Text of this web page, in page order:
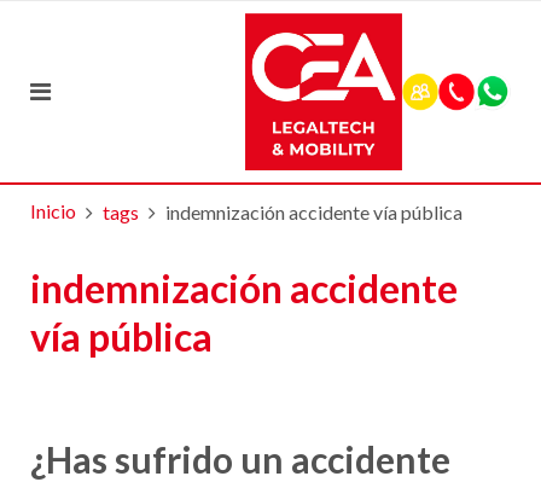
Inicio tags indemnización accidente vía pública
indemnización accidente
vía pública
¿Has sufrido un accidente